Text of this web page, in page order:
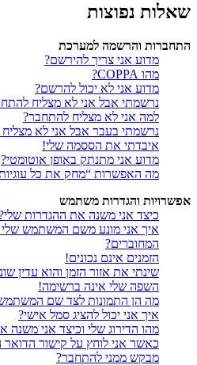
שאלות נפוצות
התחברות והרשמה למערכת
מדוע אני צריך להירשם?
מהו COPPA?
מדוע אני לא יכול להרשם?
נרשמתי אבל אני לא מצליח
למה אני לא מצליח להתחבר?
נרשמתי בעבר אבל אני לא
איבדתי את הססמה שלי!
מדוע אני מתנתק באופן אוטומטי?
מה האפשרות “מחק את כל
אפשרויות והגדרות משתמש
כיצד אני משנה את ההגדרות
איך אני מונע משם המשתמש
המחוברים?
הזמנים אינם נכונים!
שינתי את אזור הזמן והוא עדין
השפה שלי אינה ברשימה!
מה הן התמונות לצד שם
איך אני יכול להציג סמל אישי?
מהו הדירוג שלי וכיצד אני משנה
כאשר אני לוחץ על קישור
מבקש ממני להתחבר?